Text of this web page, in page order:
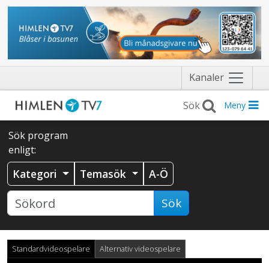
Kanaler Näytä
valikko
Meny
Sök program
enligt:
Kategori Temasök A-Ö
Sök
Standardvideospelare Alternativ videospelare